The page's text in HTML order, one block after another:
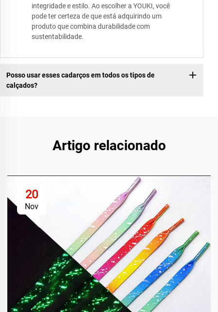
integridade e estilo. Ao escolher a YOUKI, você
pode ter certeza de que está adquirindo um
produto que combina durabilidade com
sustentabilidade.
Posso usar esses cadarços em todos os tipos de
calçados?
Artigo relacionado
20
Nov